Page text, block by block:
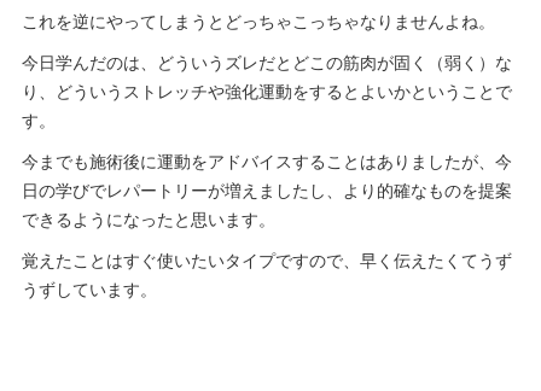
これを逆にやってしまうとどっちゃこっちゃなりませんよね。
今日学んだのは、どういうズレだとどこの筋肉が固く（弱く）な
り、どういうストレッチや強化運動をするとよいかということで
す。
今までも施術後に運動をアドバイスすることはありましたが、今
日の学びでレパートリーが増えましたし、より的確なものを提案
できるようになったと思います。
覚えたことはすぐ使いたいタイプですので、早く伝えたくてうず
うずしています。